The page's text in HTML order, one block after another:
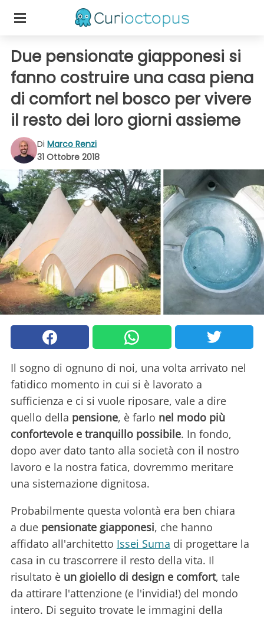
Due pensionate giapponesi si
fanno costruire una casa piena
di comfort nel bosco per vivere
il resto dei loro giorni assieme
Di Marco Renzi
31 Ottobre 2018
Il sogno di ognuno di noi, una volta arrivato nel
fatidico momento in cui si è lavorato a
sufficienza e ci si vuole riposare, vale a dire
quello della pensione, è farlo nel modo più
confortevole e tranquillo possibile. In fondo,
dopo aver dato tanto alla società con il nostro
lavoro e la nostra fatica, dovremmo meritare
una sistemazione dignitosa.
Probabilmente questa volontà era ben chiara
a due pensionate giapponesi, che hanno
affidato all'architetto Issei Suma di progettare la
casa in cu trascorrere il resto della vita. Il
risultato è un gioiello di design e comfort, tale
da attirare l'attenzione (e l'invidia!) del mondo
intero. Di seguito trovate le immagini della